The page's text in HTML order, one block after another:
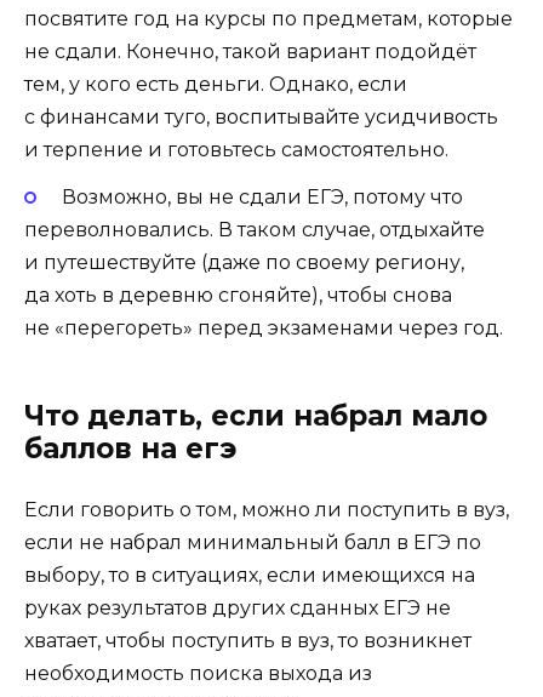
посвятите год на курсы по предметам, которые
не сдали. Конечно, такой вариант подойдёт
тем, у кого есть деньги. Однако, если
с финансами туго, воспитывайте усидчивость
и терпение и готовьтесь самостоятельно.
Возможно, вы не сдали ЕГЭ, потому что
переволновались. В таком случае, отдыхайте
и путешествуйте (даже по своему региону,
да хоть в деревню сгоняйте), чтобы снова
не «перегореть» перед экзаменами через год.
Что делать, если набрал мало
баллов на егэ
Если говорить о том, можно ли поступить в вуз,
если не набрал минимальный балл в ЕГЭ по
выбору, то в ситуациях, если имеющихся на
руках результатов других сданных ЕГЭ не
хватает, чтобы поступить в вуз, то возникнет
необходимость поиска выхода из